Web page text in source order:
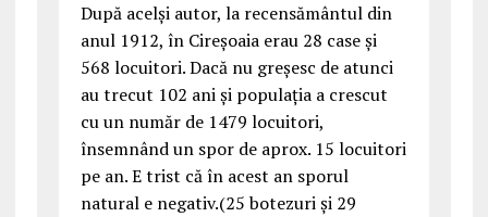
După acelși autor, la recensământul din
anul 1912, în Cireșoaia erau 28 case și
568 locuitori. Dacă nu greșesc de atunci
au trecut 102 ani și populația a crescut
cu un număr de 1479 locuitori,
însemnând un spor de aprox. 15 locuitori
pe an. E trist că în acest an sporul
natural e negativ.(25 botezuri și 29